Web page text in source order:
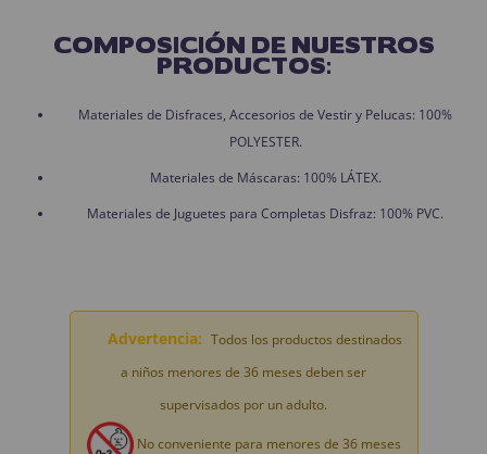
COMPOSICIÓN DE NUESTROS
PRODUCTOS:
Materiales de Disfraces, Accesorios de Vestir y Pelucas: 100%
POLYESTER.
Materiales de Máscaras: 100% LÁTEX.
Materiales de Juguetes para Completas Disfraz: 100% PVC.
Advertencia: Todos los productos destinados
a niños menores de 36 meses deben ser
supervisados por un adulto.
No conveniente para menores de 36 meses